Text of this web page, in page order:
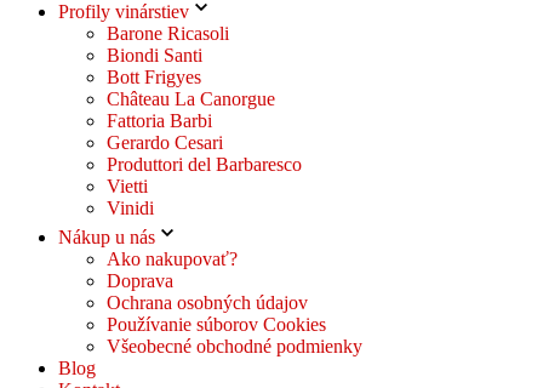
Profily vinárstiev
Barone Ricasoli
Biondi Santi
Bott Frigyes
Château La Canorgue
Fattoria Barbi
Gerardo Cesari
Produttori del Barbaresco
Vietti
Vinidi
Nákup u nás
Ako nakupovať?
Doprava
Ochrana osobných údajov
Používanie súborov Cookies
Všeobecné obchodné podmienky
Blog